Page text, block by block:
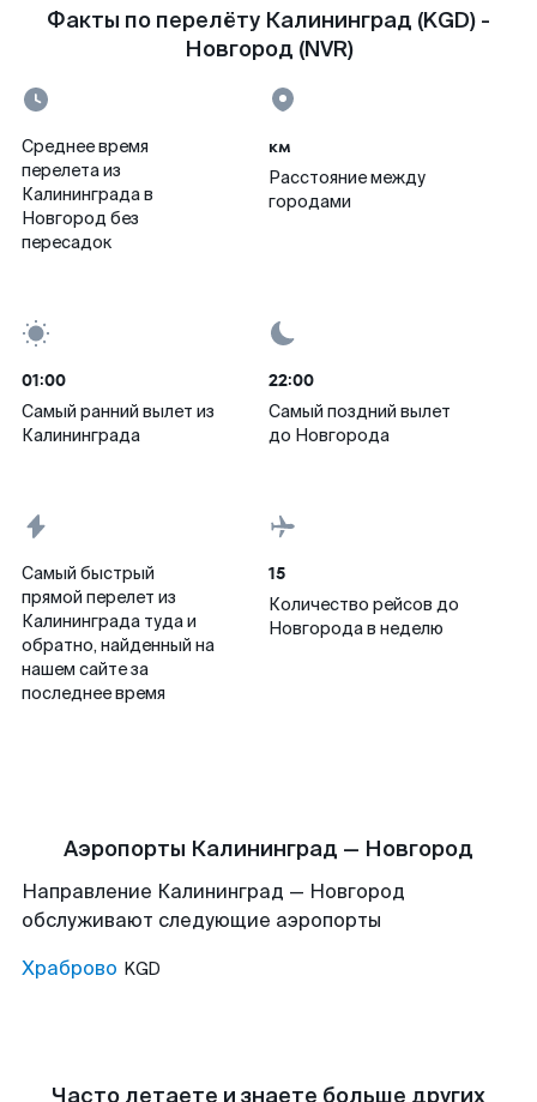
Факты по перелёту Калининград (KGD) -
Новгород (NVR)
Среднее время
перелета из
Калининграда в
Новгород без
пересадок
км
Расстояние между
городами
01:00
Самый ранний вылет из
Калининграда
22:00
Самый поздний вылет
до Новгорода
Самый быстрый
прямой перелет из
Калининграда туда и
обратно, найденный на
нашем сайте за
последнее время
15
Количество рейсов до
Новгорода в неделю
Аэропорты Калининград — Новгород
Направление Калининград — Новгород
обслуживают следующие аэропорты
Храброво KGD
Часто летаете и знаете больше других